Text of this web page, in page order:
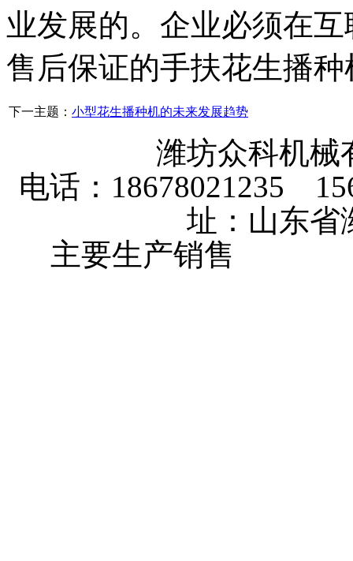
业发展的。企业必须在
售后保证的手扶花生播种
下一主题： 小型花生播种机的未来发展趋势
潍坊众科机
电话：18678021235
址：山东省
主要生产销售